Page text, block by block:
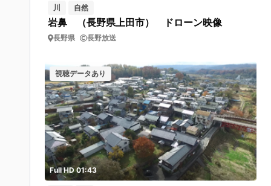
川 自然
岩鼻 （長野県上田市） ドローン映像
長野県 長野放送
視聴データあり
Full HD 01:43